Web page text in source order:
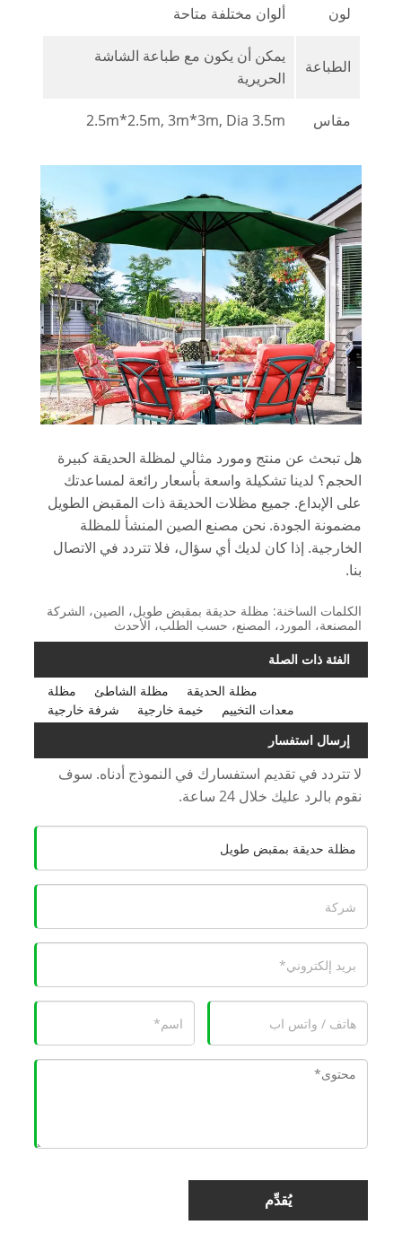
لون ألوان مختلفة متاحة
الطباعة
يمكن أن يكون مع طباعة الشاشة
الحريرية
مقاس 2.5m*2.5m, 3m*3m, Dia 3.5m
هل تبحث عن منتج ومورد مثالي لمظلة الحديقة كبيرة
الحجم؟ لدينا تشكيلة واسعة بأسعار رائعة لمساعدتك
على الإبداع. جميع مظلات الحديقة ذات المقبض الطويل
مضمونة الجودة. نحن مصنع الصين المنشأ للمظلة
الخارجية. إذا كان لديك أي سؤال، فلا تتردد في الاتصال
بنا.
الكلمات الساخنة: مظلة حديقة بمقبض طويل، الصين، الشركة
المصنعة، المورد، المصنع، حسب الطلب، الأحدث
الفئة ذات الصلة
مظلة
مظلة الشاطئ
مظلة الحديقة
شرفة خارجية
خيمة خارجية
معدات التخييم
إرسال استفسار
لا تتردد في تقديم استفسارك في النموذج أدناه. سوف
نقوم بالرد عليك خلال 24 ساعة.
يُقدِّم